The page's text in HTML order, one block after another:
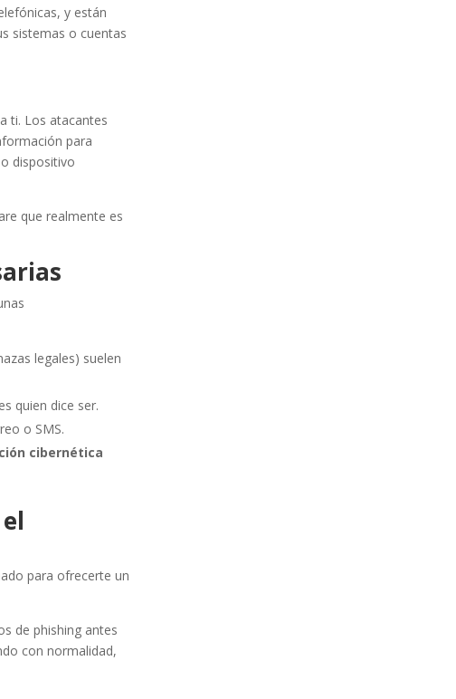
y están
sistemas o cuentas
ti. Los atacantes
para
dispositivo
que realmente es
legales) suelen
quien dice ser.
o SMS.
cibernética
para ofrecerte un
de phishing antes
con normalidad,